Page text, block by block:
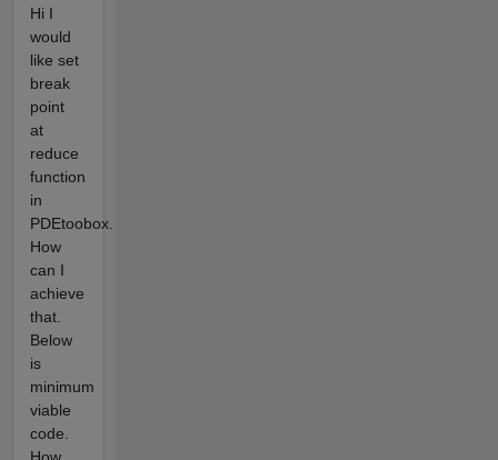
Hi I
would
like set
break
point
at
reduce
function
in
PDEtoobox.
How
can I
achieve
that.
Below
is
minimum
viable
code.